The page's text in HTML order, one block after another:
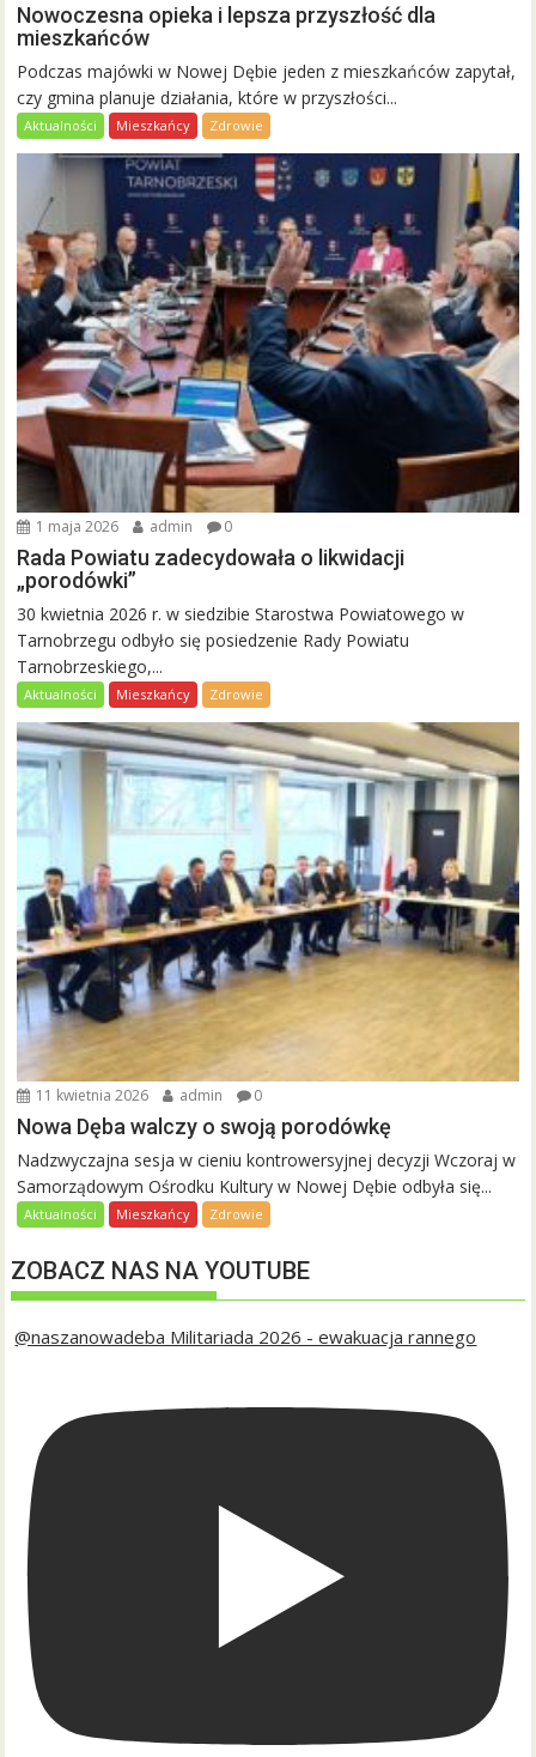
Nowoczesna opieka i lepsza przyszłość dla
mieszkańców
Podczas majówki w Nowej Dębie jeden z mieszkańców zapytał,
czy gmina planuje działania, które w przyszłości...
Aktualności Mieszkańcy Zdrowie
1 maja 2026 admin 0
Rada Powiatu zadecydowała o likwidacji
„porodówki”
30 kwietnia 2026 r. w siedzibie Starostwa Powiatowego w
Tarnobrzegu odbyło się posiedzenie Rady Powiatu
Tarnobrzeskiego,...
Aktualności Mieszkańcy Zdrowie
11 kwietnia 2026 admin 0
Nowa Dęba walczy o swoją porodówkę
Nadzwyczajna sesja w cieniu kontrowersyjnej decyzji Wczoraj w
Samorządowym Ośrodku Kultury w Nowej Dębie odbyła się...
Aktualności Mieszkańcy Zdrowie
ZOBACZ NAS NA YOUTUBE
@naszanowadeba Militariada 2026 - ewakuacja rannego